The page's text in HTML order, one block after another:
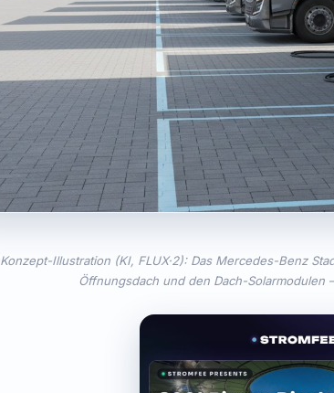
Konzept-Illustration (KI, FLUX·2): Das Mercedes-Benz
Öffnungsdach und den Dach-